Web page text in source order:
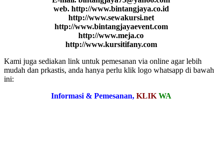
web. http://www.bintangjaya.co.id
http://www.sewakursi.net
http://www.bintangjayaevent.com
http://www.meja.co
http://www.kursitifany.com
Kami juga sediakan link untuk pemesanan via online agar lebih
mudah dan prkastis, anda hanya perlu klik logo whatsapp di bawah
ini:
Informasi & Pemesanan, KLIK WA